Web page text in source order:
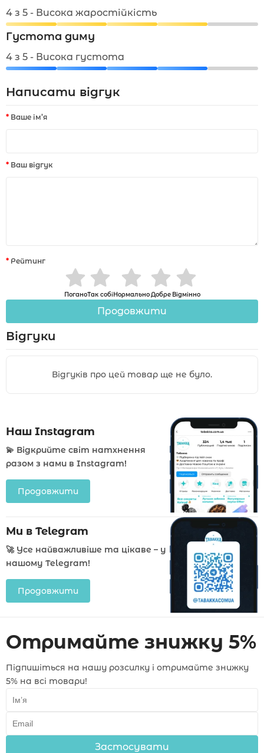
4 з 5 - Висока жаростійкість
Густота диму
4 з 5 - Висока густота
Написати відгук
Ваше ім’я
Ваш відгук
Рейтинг
ПоганоТак собіНормальноДобре Відмінно
Продовжити
Відгуки
Відгуків про цей товар ще не було.
Наш Instagram
💫 Відкрийте світ натхнення
разом з нами в Instagram!
Продовжити
Ми в Telegram
🚀 Усе найважливіше та цікаве – у
нашому Telegram!
Продовжити
Отримайте знижку 5%
Підпишіться на нашу розсилку і отримайте знижку
5% на всі товари!
Застосувати